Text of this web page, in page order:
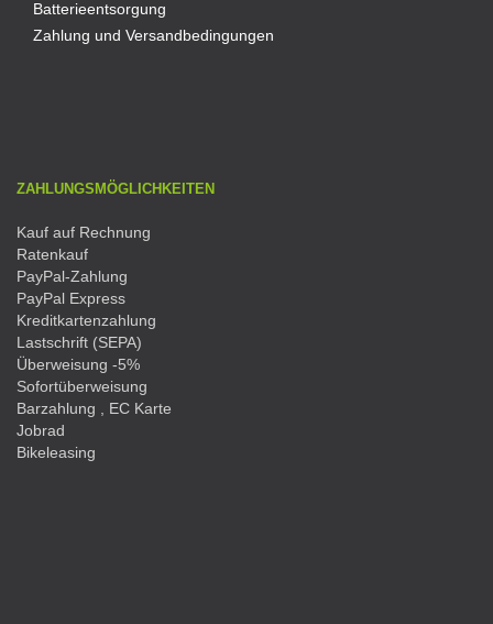
Batterieentsorgung
Zahlung und Versandbedingungen
ZAHLUNGSMÖGLICHKEITEN
Kauf auf Rechnung
Ratenkauf
PayPal-Zahlung
PayPal Express
Kreditkartenzahlung
Lastschrift (SEPA)
Überweisung -5%
Sofortüberweisung
Barzahlung , EC Karte
Jobrad
Bikeleasing